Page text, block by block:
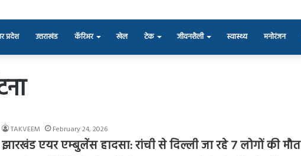
प्रदेश उत्तराखंड कॅरिअर खेल टेक जीवनशैली स्वास्थ्य मनोरंजन
TAKVEEM February 24, 2026
झारखंड एयर एम्बुलेंस हादसा: रांची से दिल्ली जा रहे 7 लोगों की मौत